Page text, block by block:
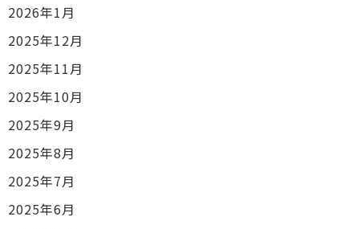
2026年1月
2025年12月
2025年11月
2025年10月
2025年9月
2025年8月
2025年7月
2025年6月